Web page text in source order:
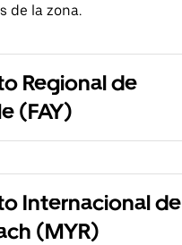
de la zona.
Regional de
(FAY)
Internacional de
(MYR)